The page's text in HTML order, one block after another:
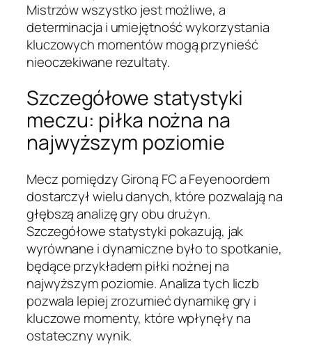
Mistrzów wszystko jest możliwe, a
determinacja i umiejętność wykorzystania
kluczowych momentów mogą przynieść
nieoczekiwane rezultaty.
Szczegółowe statystyki
meczu: piłka nożna na
najwyższym poziomie
Mecz pomiędzy Gironą FC a Feyenoordem
dostarczył wielu danych, które pozwalają na
głębszą analizę gry obu drużyn.
Szczegółowe statystyki pokazują, jak
wyrównane i dynamiczne było to spotkanie,
będące przykładem piłki nożnej na
najwyższym poziomie. Analiza tych liczb
pozwala lepiej zrozumieć dynamikę gry i
kluczowe momenty, które wpłynęły na
ostateczny wynik.